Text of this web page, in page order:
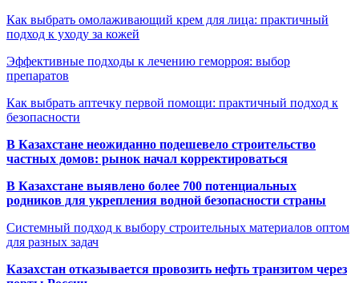
Как выбрать омолаживающий крем для лица: практичный
подход к уходу за кожей
Эффективные подходы к лечению геморроя: выбор
препаратов
Как выбрать аптечку первой помощи: практичный подход к
безопасности
В Казахстане неожиданно подешевело строительство
частных домов: рынок начал корректироваться
В Казахстане выявлено более 700 потенциальных
родников для укрепления водной безопасности страны
Системный подход к выбору строительных материалов оптом
для разных задач
Казахстан отказывается провозить нефть транзитом через